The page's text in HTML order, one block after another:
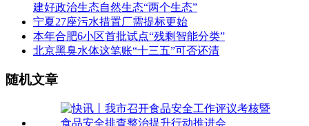
建好政治生态自然生态“两个生态”
宁夏27座污水措置厂需提标更始
本年合肥6小区首批试点“残剩智能分类”
北京黑臭水体这笔账“十三五”可否还清
随机文章